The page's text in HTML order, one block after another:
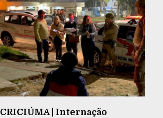
CRICIÚMA | Internação